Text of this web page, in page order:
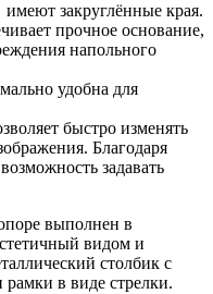
закруглённые края.
прочное основание,
напольного
удобна для
быстро изменять
Благодаря
задавать
выполнен в
видом и
столбик с
в виде стрелки.